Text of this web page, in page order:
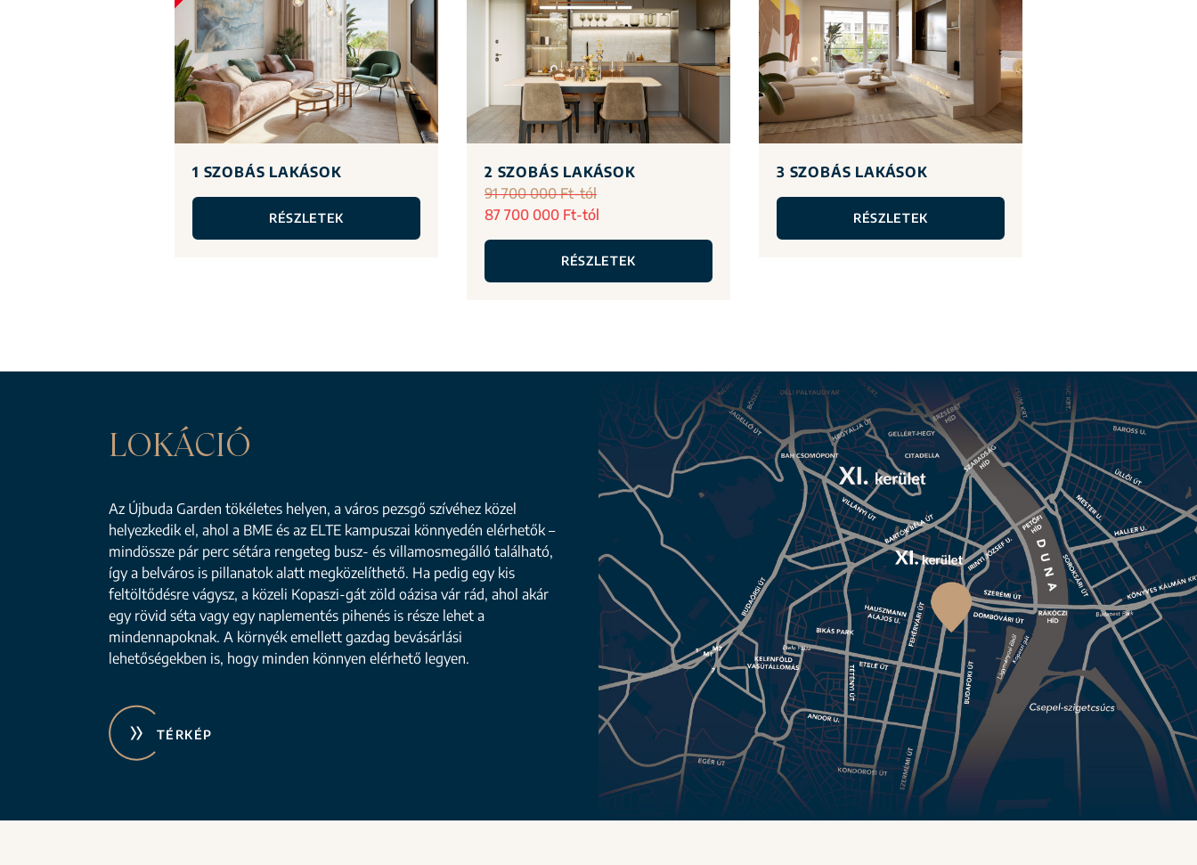
1 SZOBÁS LAKÁSOK
RÉSZLETEK
2 SZOBÁS LAKÁSOK
91 700 000 Ft-tól
87 700 000 Ft-tól
RÉSZLETEK
3 SZOBÁS LAKÁSOK
RÉSZLETEK
LOKÁCIÓ
Az Újbuda Garden tökéletes helyen, a város pezsgő szívéhez közel
helyezkedik el, ahol a BME és az ELTE kampuszai könnyedén elérhetők –
mindössze pár perc sétára rengeteg busz- és villamosmegálló található,
így a belváros is pillanatok alatt megközelíthető. Ha pedig egy kis
feltöltődésre vágysz, a közeli Kopaszi-gát zöld oázisa vár rád, ahol akár
egy rövid séta vagy egy naplementés pihenés is része lehet a
mindennapoknak. A környék emellett gazdag bevásárlási
lehetőségekben is, hogy minden könnyen elérhető legyen.
TÉRKÉP